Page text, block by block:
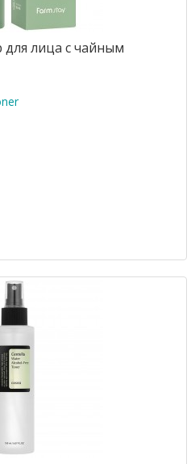
лица с чайным